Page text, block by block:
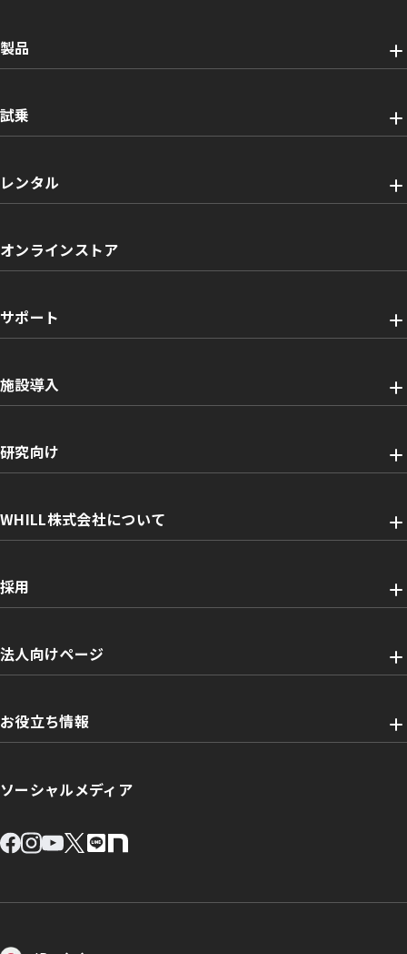
製品
試乗
レンタル
オンラインストア
サポート
施設導入
研究向け
WHILL株式会社について
採用
法人向けページ
お役立ち情報
ソーシャルメディア